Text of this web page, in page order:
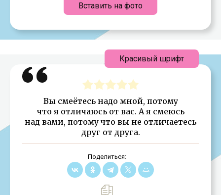
Вставить на фото
Вы смеётесь надо мной, потому
что я отличаюсь от вас. А я смеюсь
над вами, потому что вы не отличаетесь
друг от друга.
Поделиться:
Красивый шрифт